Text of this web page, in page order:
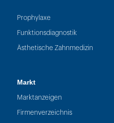
Prophylaxe
Funktionsdiagnostik
Ästhetische Zahnmedizin
Markt
Marktanzeigen
Firmenverzeichnis